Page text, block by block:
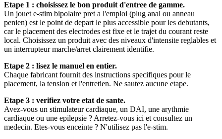
Etape 1 : choisissez le bon produit d'entree de gamme.
Un jouet e-stim bipolaire pret a l'emploi (plug anal ou anneau
penien) est le point de depart le plus accessible pour les debutants,
car le placement des electrodes est fixe et le trajet du courant reste
local. Choisissez un produit avec des niveaux d'intensite reglables et
un interrupteur marche/arret clairement identifie.
Etape 2 : lisez le manuel en entier.
Chaque fabricant fournit des instructions specifiques pour le
placement, la tension et l'entretien. Ne sautez aucune etape.
Etape 3 : verifiez votre etat de sante.
Avez-vous un stimulateur cardiaque, un DAI, une arythmie
cardiaque ou une epilepsie ? Arretez-vous ici et consultez un
medecin. Etes-vous enceinte ? N'utilisez pas l'e-stim.